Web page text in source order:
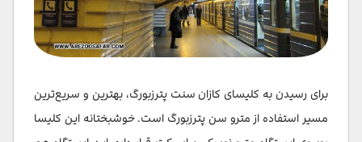
برای رسیدن به کلیسای کازان سنت پترزبورگ، بهترین و سریع‌ترین
مسیر استفاده از مترو سن‌ پترزبورگ است. خوشبختانه این کلیسا